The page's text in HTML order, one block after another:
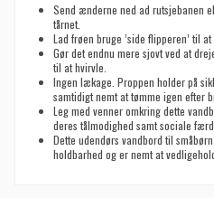
Send ænderne ned ad rutsjebanen
tårnet.
Lad frøen bruge ’side flipperen’ til
Gør det endnu mere sjovt ved at
til at hvirvle.
Ingen lækage. Proppen holder på
samtidigt nemt at tømme igen efter
Leg med venner omkring dette
deres tålmodighed samt sociale
Dette udendørs vandbord til
holdbarhed og er nemt at